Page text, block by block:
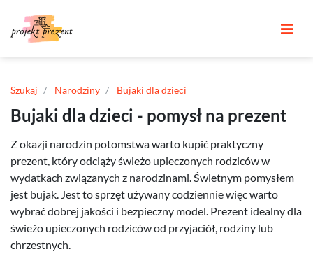
Szukaj Narodziny Bujaki dla dzieci
Bujaki dla dzieci - pomysł na prezent
Z okazji narodzin potomstwa warto kupić praktyczny
prezent, który odciąży świeżo upieczonych rodziców w
wydatkach związanych z narodzinami. Świetnym pomysłem
jest bujak. Jest to sprzęt używany codziennie więc warto
wybrać dobrej jakości i bezpieczny model. Prezent idealny dla
świeżo upieczonych rodziców od przyjaciół, rodziny lub
chrzestnych.